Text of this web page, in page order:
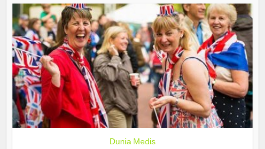
Dunia Medis